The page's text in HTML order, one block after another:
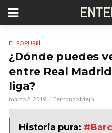
EL POPURRÍ
¿Dónde puedes
entre Real
liga?
marzo 2, 2019 Fernando Mejía
Historia pura: